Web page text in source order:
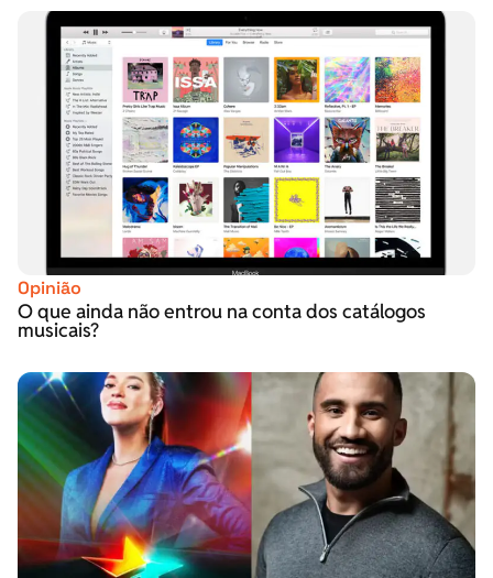
Opinião
O que ainda não entrou na conta dos catálogos
musicais?